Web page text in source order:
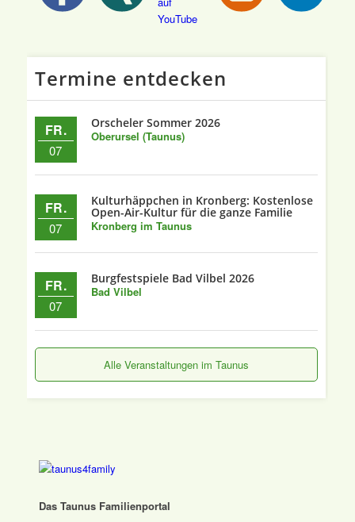
Termine entdecken
FR.
07
Orscheler Sommer 2026
Oberursel (Taunus)
FR.
07
Kulturhäppchen in Kronberg: Kostenlose
Open-Air-Kultur für die ganze Familie
Kronberg im Taunus
FR.
07
Burgfestspiele Bad Vilbel 2026
Bad Vilbel
Alle Veranstaltungen im Taunus
Das Taunus Familienportal